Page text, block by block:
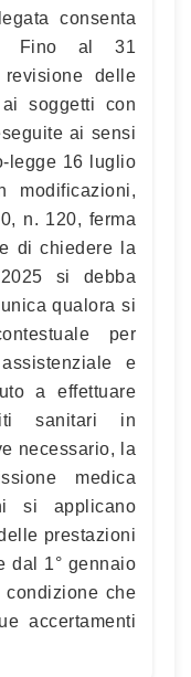
consenta
Fino al 31
delle
soggetti con
ai sensi
legge 16 luglio
modificazioni,
n. 120, ferma
di chiedere la
si debba
qualora si
per
e
a effettuare
sanitari in
necessario, la
medica
si applicano
prestazioni
dal 1° gennaio
che
accertamenti